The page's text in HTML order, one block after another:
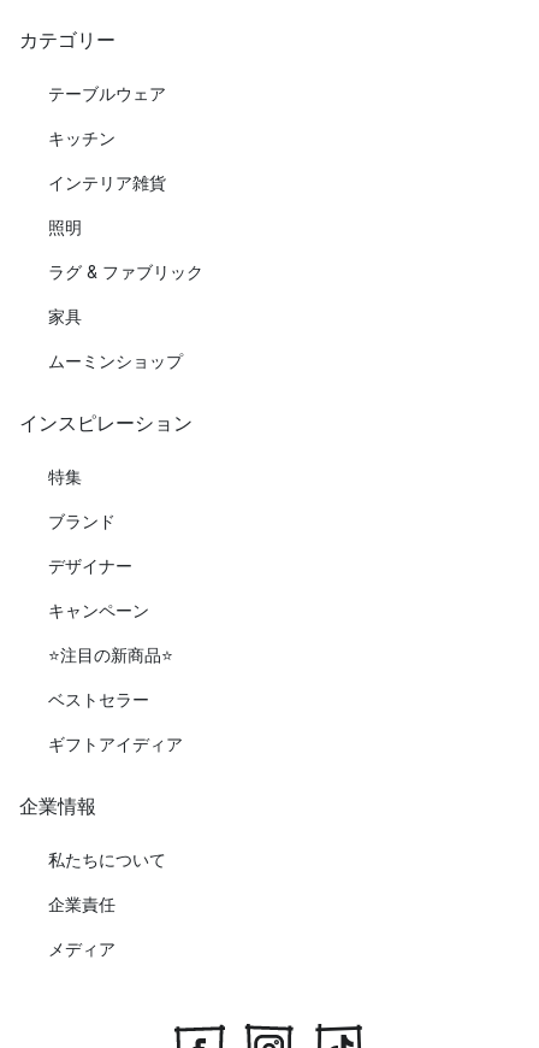
カテゴリー
テーブルウェア
キッチン
インテリア雑貨
照明
ラグ & ファブリック
家具
ムーミンショップ
インスピレーション
特集
ブランド
デザイナー
キャンペーン
⭐️注目の新商品⭐️
ベストセラー
ギフトアイディア
企業情報
私たちについて
企業責任
メディア